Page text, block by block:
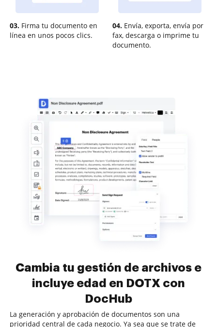
03. Firma tu documento en
línea en unos pocos clics.
04. Envía, exporta, envía por
fax, descarga o imprime tu
documento.
Cambia tu gestión de archivos e
incluye edad en DOTX con
DocHub
La generación y aprobación de documentos son una
prioridad central de cada negocio. Ya sea que se trate de